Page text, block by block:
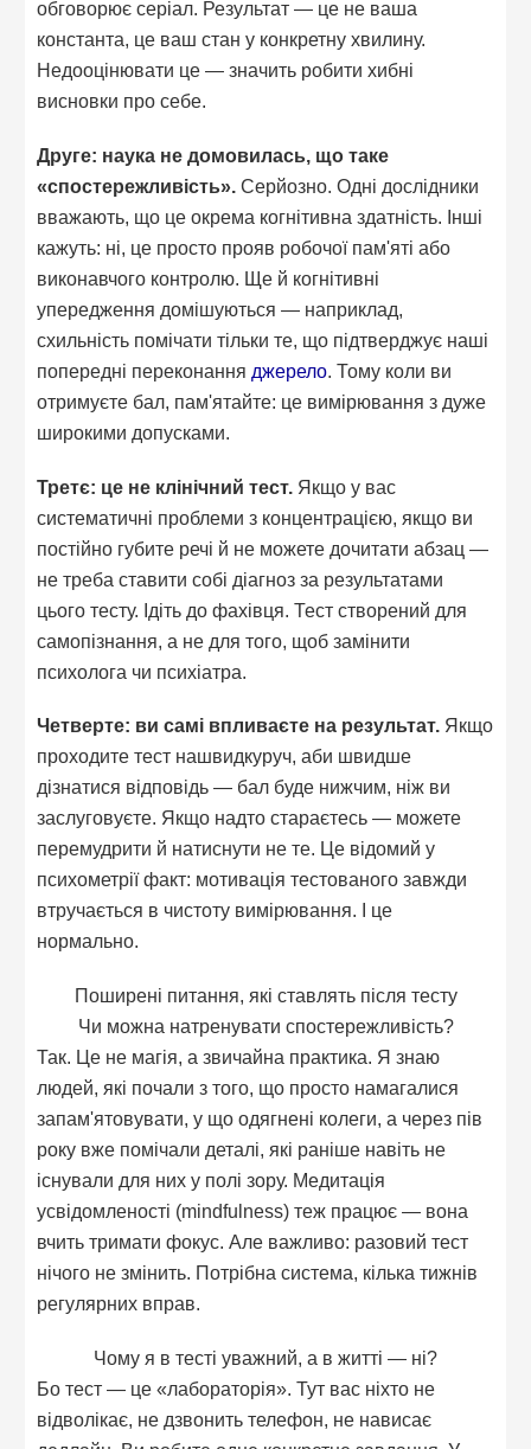
обговорює серіал. Результат — це не ваша
константа, це ваш стан у конкретну хвилину.
Недооцінювати це — значить робити хибні
висновки про себе.
Друге: наука не домовилась, що таке
«спостережливість». Серйозно. Одні дослідники
вважають, що це окрема когнітивна здатність. Інші
кажуть: ні, це просто прояв робочої пам'яті або
виконавчого контролю. Ще й когнітивні
упередження домішуються — наприклад,
схильність помічати тільки те, що підтверджує наші
попередні переконання джерело. Тому коли ви
отримуєте бал, пам'ятайте: це вимірювання з дуже
широкими допусками.
Третє: це не клінічний тест. Якщо у вас
систематичні проблеми з концентрацією, якщо ви
постійно губите речі й не можете дочитати абзац —
не треба ставити собі діагноз за результатами
цього тесту. Ідіть до фахівця. Тест створений для
самопізнання, а не для того, щоб замінити
психолога чи психіатра.
Четверте: ви самі впливаєте на результат. Якщо
проходите тест нашвидкуруч, аби швидше
дізнатися відповідь — бал буде нижчим, ніж ви
заслуговуєте. Якщо надто стараєтесь — можете
перемудрити й натиснути не те. Це відомий у
психометрії факт: мотивація тестованого завжди
втручається в чистоту вимірювання. І це
нормально.
Поширені питання, які ставлять після тесту
Чи можна натренувати спостережливість?
Так. Це не магія, а звичайна практика. Я знаю
людей, які почали з того, що просто намагалися
запам'ятовувати, у що одягнені колеги, а через пів
року вже помічали деталі, які раніше навіть не
існували для них у полі зору. Медитація
усвідомленості (mindfulness) теж працює — вона
вчить тримати фокус. Але важливо: разовий тест
нічого не змінить. Потрібна система, кілька тижнів
регулярних вправ.
Чому я в тесті уважний, а в житті — ні?
Бо тест — це «лабораторія». Тут вас ніхто не
відволікає, не дзвонить телефон, не нависає